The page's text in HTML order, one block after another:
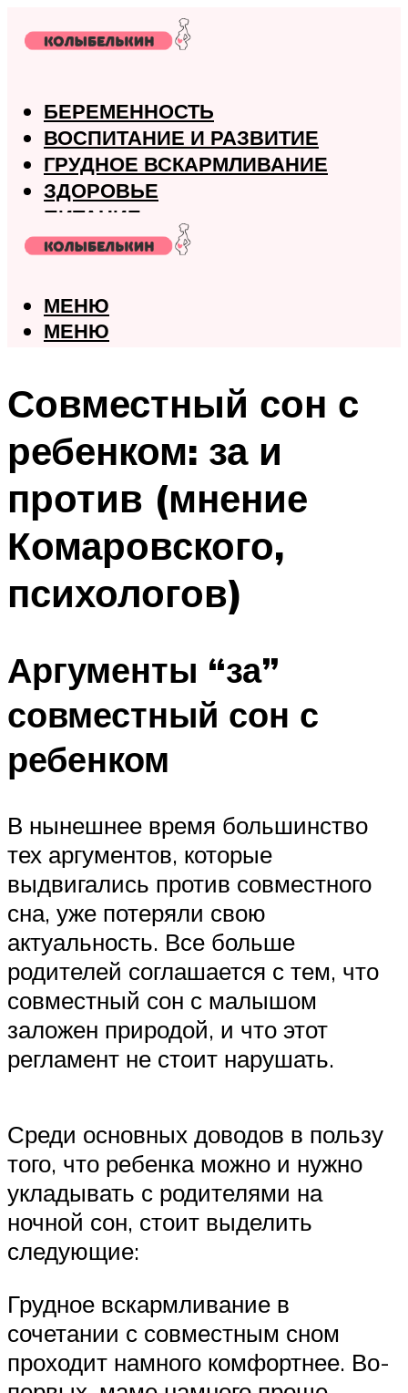
БЕРЕМЕННОСТЬ
ВОСПИТАНИЕ И РАЗВИТИЕ
ГРУДНОЕ ВСКАРМЛИВАНИЕ
ЗДОРОВЬЕ
ПИТАНИЕ
РОДЫ
МЕНЮ
МЕНЮ
Совместный сон с
ребенком: за и
против (мнение
Комаровского,
психологов)
Аргументы “за”
совместный сон с
ребенком
В нынешнее время большинство
тех аргументов, которые
выдвигались против совместного
сна, уже потеряли свою
актуальность. Все больше
родителей соглашается с тем, что
совместный сон с малышом
заложен природой, и что этот
регламент не стоит нарушать.
Среди основных доводов в пользу
того, что ребенка можно и нужно
укладывать с родителями на
ночной сон, стоит выделить
следующие:
Грудное вскармливание в
сочетании с совместным сном
проходит намного комфортнее. Во-